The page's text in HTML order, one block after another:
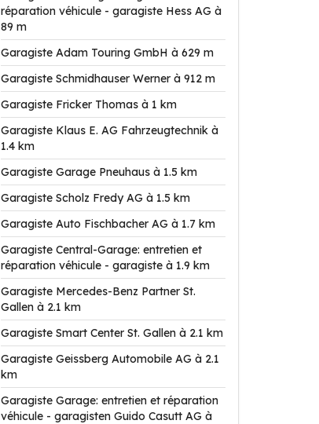
réparation véhicule - garagiste Hess AG à
89 m
Garagiste Adam Touring GmbH à 629 m
Garagiste Schmidhauser Werner à 912 m
Garagiste Fricker Thomas à 1 km
Garagiste Klaus E. AG Fahrzeugtechnik à
1.4 km
Garagiste Garage Pneuhaus à 1.5 km
Garagiste Scholz Fredy AG à 1.5 km
Garagiste Auto Fischbacher AG à 1.7 km
Garagiste Central-Garage: entretien et
réparation véhicule - garagiste à 1.9 km
Garagiste Mercedes-Benz Partner St.
Gallen à 2.1 km
Garagiste Smart Center St. Gallen à 2.1 km
Garagiste Geissberg Automobile AG à 2.1
km
Garagiste Garage: entretien et réparation
véhicule - garagisten Guido Casutt AG à